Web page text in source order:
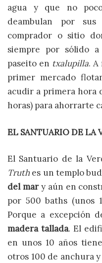
agua y que no
deambulan por
comprador o sitio
siempre por sólido
paseito en txalupilla. A
primer mercado
acudir a primera hora
horas) para ahorrarte
EL SANTUARIO DE LA
El Santuario de la
Truthes un templo
del mary aún en
por 500 baths (unos
Porque a excepción
madera tallada. El
en unos 10 años
otros 100 de anchura